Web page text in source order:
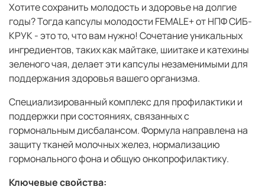
Хотите сохранить молодость и здоровье на долгие
годы? Тогда капсулы молодости FEMALE+ от НПФ СИБ-
КРУК - это то, что вам нужно! Сочетание уникальных
ингредиентов, таких как майтаке, шиитаке и катехины
зеленого чая, делает эти капсулы незаменимыми для
поддержания здоровья вашего организма.
Специализированный комплекс для профилактики и
поддержки при состояниях, связанных с
гормональным дисбалансом. Формула направлена на
защиту тканей молочных желез, нормализацию
гормонального фона и общую онкопрофилактику.
Ключевые свойства: